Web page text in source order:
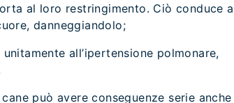
al loro restringimento. Ciò conduce a
danneggiandolo;
all’ipertensione polmonare,
può avere conseguenze serie anche